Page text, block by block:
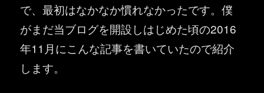
で、最初はなかなか慣れなかったです。僕
がまだ当ブログを開設しはじめた頃の2016
年11月にこんな記事を書いていたので紹介
します。